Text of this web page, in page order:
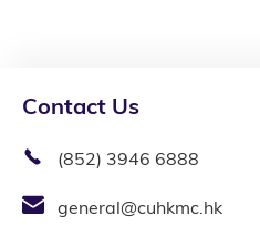
Contact Us
(852) 3946 6888
general@cuhkmc.hk